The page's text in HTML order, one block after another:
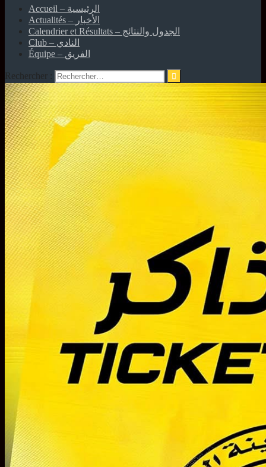
Accueil – الرئيسية
Actualités – الأخبار
Calendrier et Résultats – الجدول والنتائج
Club – النادي
Équipe – الفريق
Rechercher :